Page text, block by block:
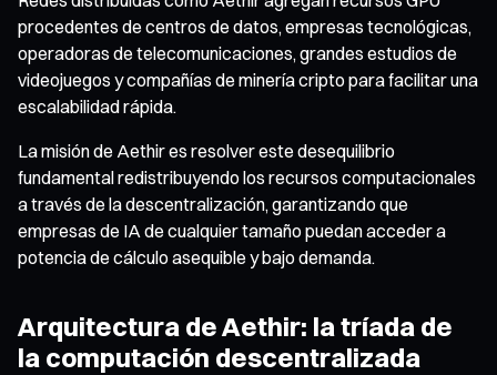
procedentes de centros de datos, empresas tecnológicas,
operadoras de telecomunicaciones, grandes estudios de
videojuegos y compañías de minería cripto para facilitar una
escalabilidad rápida.
La misión de Aethir es resolver este desequilibrio
fundamental redistribuyendo los recursos computacionales
a través de la descentralización, garantizando que
empresas de IA de cualquier tamaño puedan acceder a
potencia de cálculo asequible y bajo demanda.
Arquitectura de Aethir: la tríada de
la computación descentralizada